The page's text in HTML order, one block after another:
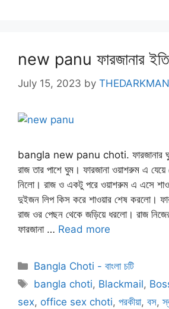
new panu ফারজানার
July 15, 2023 by
bangla new panu choti. ফারজানার
রাজ তার পাশে ঘুম। ফারজানা ওয়াশরুম এ যেয়ে
নিলো। রাজ ও একটু পরে ওয়াশরুম এ এসে
দুইজন লিপ কিস করে শাওয়ার শেষ করলো।
রাজ ওর পেছন থেকে জড়িয়ে ধরলো। রাজ
ফারজানা … Read more
Categories
Bangla Choti - বাংলা চটি
Tags
bangla choti, Blackmail,
sex, office sex choti, পরকীয়া, বস,